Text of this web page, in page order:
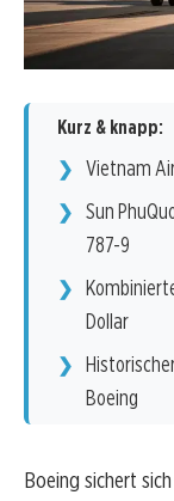
Kurz & knapp:
Vietnam
Sun
787-9
Dollar
Boeing
Boeing sichert